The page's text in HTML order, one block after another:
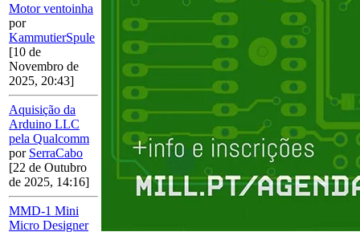
Motor ventoinha
por
KammutierSpule
[10 de
Novembro de
2025, 20:43]
Aquisição da
Arduino LLC
pela Qualcomm
por SerraCabo
[22 de Outubro
de 2025, 14:16]
MMD-1 Mini
Micro Designer